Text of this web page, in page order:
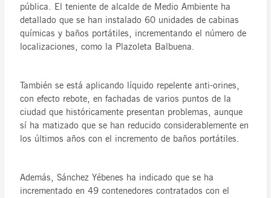
pública. El teniente de alcalde de Medio Ambiente ha
detallado que se han instalado 60 unidades de cabinas
químicas y baños portátiles, incrementando el número de
localizaciones, como la Plazoleta Balbuena.
También se está aplicando líquido repelente anti-orines,
con efecto rebote, en fachadas de varios puntos de la
ciudad que históricamente presentan problemas, aunque
sí ha matizado que se han reducido considerablemente en
los últimos años con el incremento de baños portátiles.
Además, Sánchez Yébenes ha indicado que se ha
incrementado en 49 contenedores contratados con el